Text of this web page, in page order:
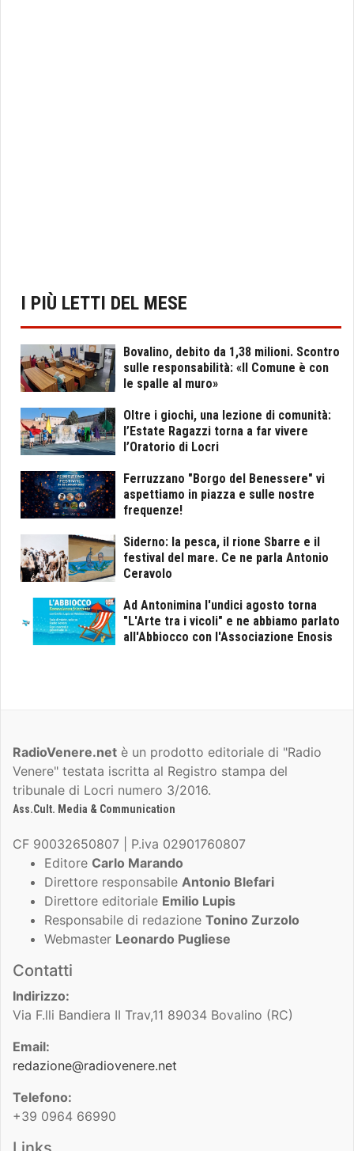
I PIÙ LETTI DEL MESE
Bovalino, debito da 1,38 milioni. Scontro
sulle responsabilità: «Il Comune è con
le spalle al muro»
Oltre i giochi, una lezione di comunità:
l’Estate Ragazzi torna a far vivere
l’Oratorio di Locri
Ferruzzano "Borgo del Benessere" vi
aspettiamo in piazza e sulle nostre
frequenze!
Siderno: la pesca, il rione Sbarre e il
festival del mare. Ce ne parla Antonio
Ceravolo
Ad Antonimina l'undici agosto torna
"L'Arte tra i vicoli" e ne abbiamo parlato
all'Abbiocco con l'Associazione Enosis
RadioVenere.net è un prodotto editoriale di "Radio
Venere" testata iscritta al Registro stampa del
tribunale di Locri numero 3/2016.
Ass.Cult. Media & Communication
CF 90032650807 | P.iva 02901760807
Editore Carlo Marando
Direttore responsabile Antonio Blefari
Direttore editoriale Emilio Lupis
Responsabile di redazione Tonino Zurzolo
Webmaster Leonardo Pugliese
Contatti
Indirizzo:
Via F.lli Bandiera II Trav,11 89034 Bovalino (RC)
Email:
redazione@radiovenere.net
Telefono:
+39 0964 66990